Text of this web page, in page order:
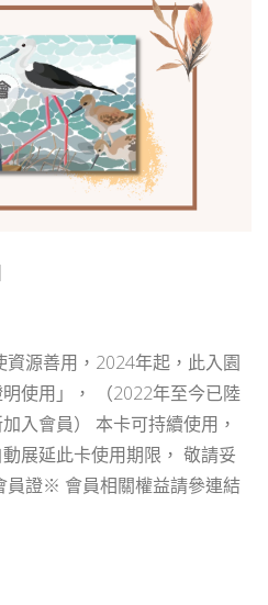
源善用，2024年起，此入園
使用」， （2022年至今已陸
入會員） 本卡可持續使用，
展延此卡使用期限， 敬請妥
證※ 會員相關權益請參連結